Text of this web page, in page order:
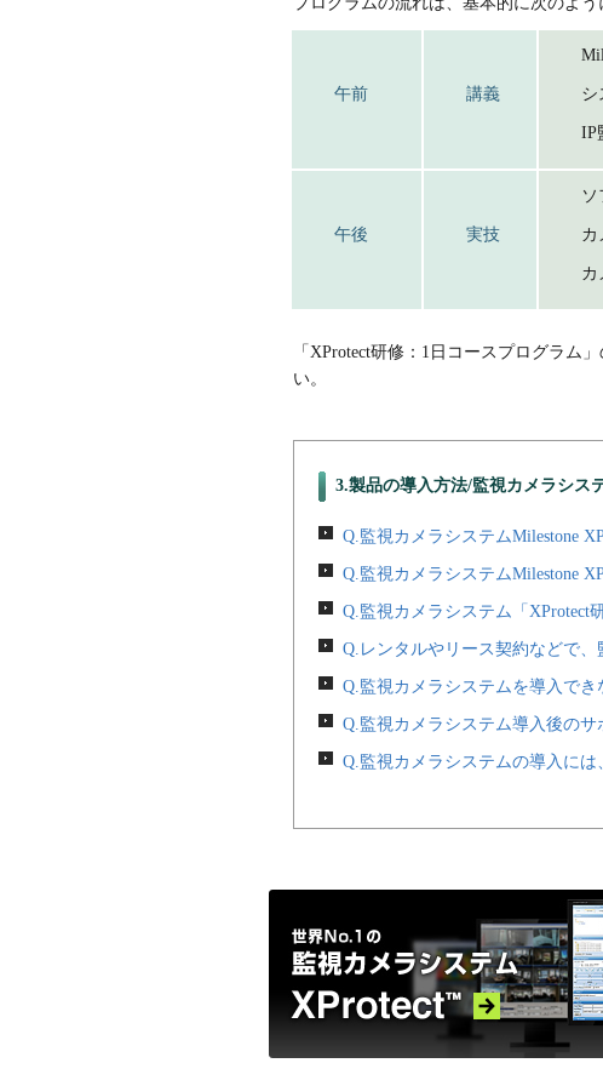
午前 講義
シ
IP
午後 実技
カ
「XProtect研修：1日コースプログラム
い。
3.製品の導入方法/監視カメラシス
Q.監視カメラシステムMilestone
Q.監視カメラシステムMilestone
Q.監視カメラシステム「XProtect
Q.レンタルやリース契約などで
Q.監視カメラシステムを導入で
Q.監視カメラシステム導入後のサ
Q.監視カメラシステムの導入に